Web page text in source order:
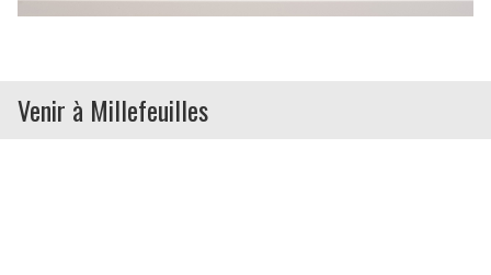
Venir à Millefeuilles